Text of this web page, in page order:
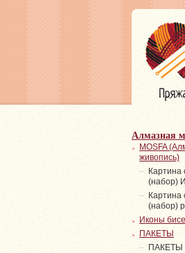
Алмазная
MOSFA
живопись)
Картина
(набор)
Картина
(набор)
Иконы
ПАКЕТЫ
ПАКЕТЫ